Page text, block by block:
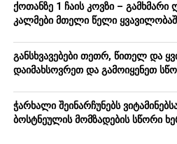
ქოთანზე 1 ჩაის კოვზი –
კალმები მთელი წელი
განსხვავებები თეთრ, წითელ და
დაიმახსოვრეთ და გამოიყენეთ
ჭარხალი შეინარჩუნებს
ბოსტნეულის მომზადების სწორი